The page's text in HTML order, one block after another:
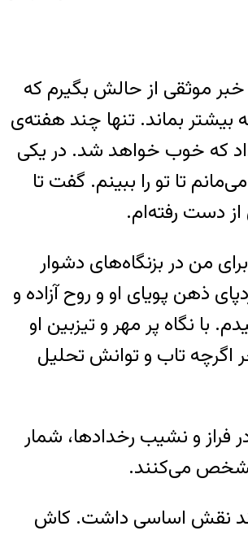
خبر موثقی از حالش بگیرم که
بیشتر بماند. تنها چند هفته‌ی
که خوب خواهد شد. در یکی
تا تو را ببینم. گفت تا
دست رفته‌ام.
من در بزنگاه‌های دشوار
ذهن پویای او و روح آزاده و
با نگاه پر مهر و تیزبین او
تاب و توانش تحلیل
فراز و نشیب رخدادها، شمار
مشخص می‌کنند.
نقش اساسی داشت. کاش